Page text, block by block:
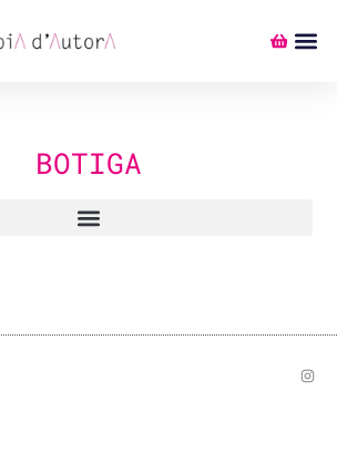
BOTIGA